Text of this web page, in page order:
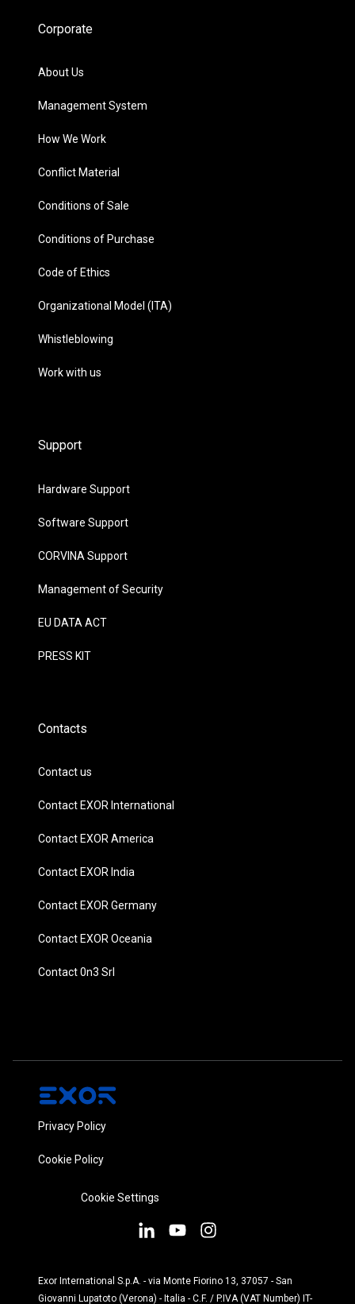
Corporate
About Us
Management System
How We Work
Conflict Material
Conditions of Sale
Conditions of Purchase
Code of Ethics
Organizational Model (ITA)
Whistleblowing
Work with us
Support
Hardware Support
Software Support
CORVINA Support
Management of Security
EU DATA ACT
PRESS KIT
Contacts
Contact us
Contact EXOR International
Contact EXOR America
Contact EXOR India
Contact EXOR Germany
Contact EXOR Oceania
Contact 0n3 Srl
Privacy Policy
Cookie Policy
Cookie Settings
Exor International S.p.A. - via Monte Fiorino 13, 37057 - San
Giovanni Lupatoto (Verona) - Italia - C.F. / P.IVA (VAT Number) IT-